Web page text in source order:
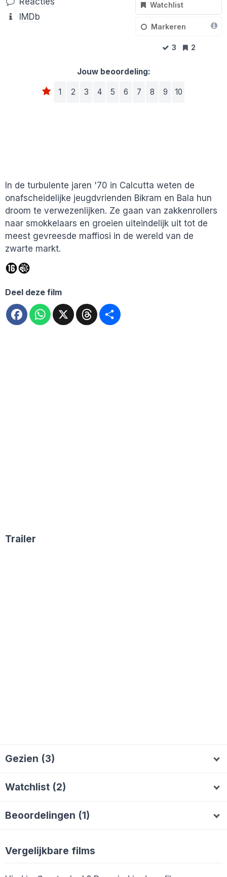
Watchlist
Markeren
3 2
IMDb
Jouw beoordeling:
1 2 3 4 5 6 7 8 9 10
In de turbulente jaren '70 in Calcutta weten de
onafscheidelijke jeugdvrienden Bikram en Bala hun
droom te verwezenlijken. Ze gaan van zakkenrollers
naar smokkelaars en groeien uiteindelijk uit tot de
meest gevreesde maffiosi in de wereld van de
zwarte markt.
Deel deze film
FacebookWhatsApp
X Threads
Trailer
Gezien (3)
Watchlist (2)
Beoordelingen (1)
Vergelijkbare films